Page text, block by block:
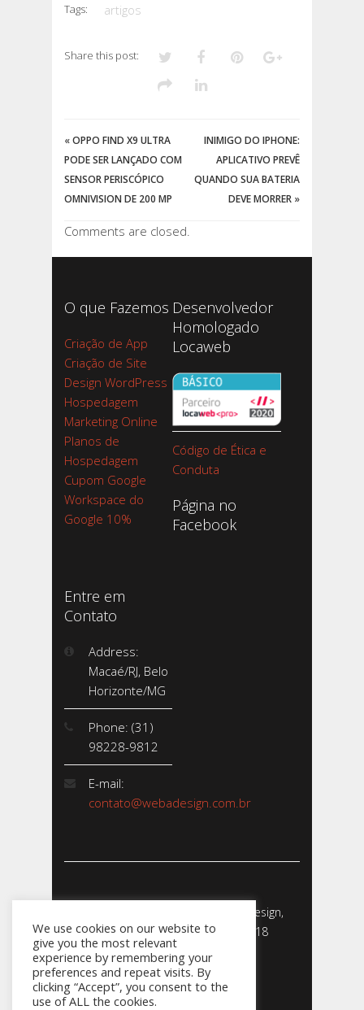
Tags: artigos
Share this post:
«OPPO FIND X9 ULTRA
PODE SER LANÇADO COM
SENSOR PERISCÓPICO
OMNIVISION DE 200 MP
INIMIGO DO IPHONE:
APLICATIVO PREVÊ
QUANDO SUA BATERIA
DEVE MORRER »
Comments are closed.
O que Fazemos
Criação de App
Criação de Site
Design WordPress
Hospedagem
Marketing Online
Planos de
Hospedagem
Cupom Google
Workspace do
Google 10%
Desenvolvedor
Homologado
Locaweb
Código de Ética e
Conduta
Página no
Facebook
Entre em
Contato
Address:
Macaé/RJ, Belo
Horizonte/MG
Phone: (31)
98228-9812
E-mail:
contato@webadesign.com.br
Webadesign - Empresa de Webdesign,
Desenvolvimento de Sites - 2018
CNPJ: 23.856.204/0001-­24
We use cookies on our website to
give you the most relevant
experience by remembering your
preferences and repeat visits. By
clicking “Accept”, you consent to the
use of ALL the cookies.